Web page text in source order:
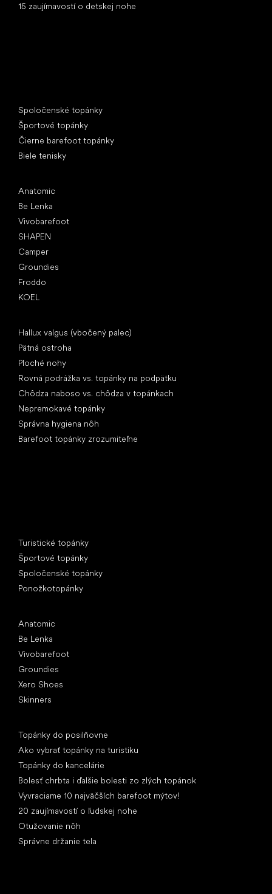
15 zaujímavostí o detskej nohe
Spoločenské topánky
Športové topánky
Čierne barefoot topánky
Biele tenisky
Anatomic
Be Lenka
Vivobarefoot
SHAPEN
Camper
Groundies
Froddo
KOEL
Hallux valgus (vbočený palec)
Pätná ostroha
Ploché nohy
Rovná podrážka vs. topánky na podpätku
Chôdza naboso vs. chôdza v topánkach
Nepremokavé topánky
Správna hygiena nôh
Barefoot topánky zrozumiteľne
Turistické topánky
Športové topánky
Spoločenské topánky
Ponožkotopánky
Anatomic
Be Lenka
Vivobarefoot
Groundies
Xero Shoes
Skinners
Topánky do posilňovne
Ako vybrať topánky na turistiku
Topánky do kancelárie
Bolesť chrbta i ďalšie bolesti zo zlých topánok
Vyvraciame 10 najväčších barefoot mýtov!
20 zaujímavostí o ľudskej nohe
Otužovanie nôh
Správne držanie tela